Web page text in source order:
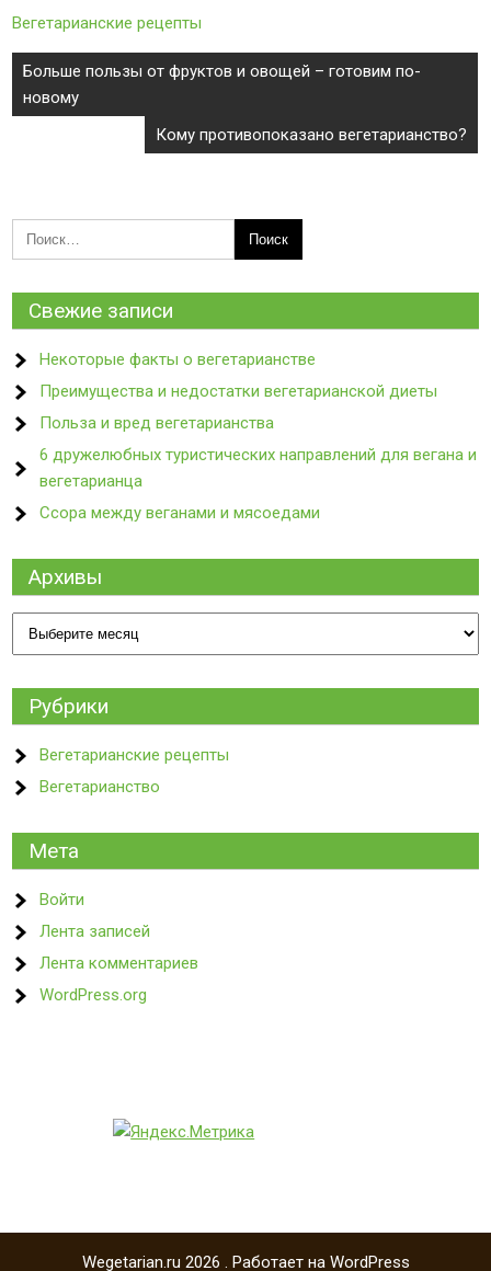
Вегетарианские рецепты
Навигация
по
Больше пользы от фруктов и овощей – готовим по-
новому
Кому противопоказано вегетарианство?
Свежие записи
Некоторые факты о вегетарианстве
Преимущества и недостатки вегетарианской диеты
Польза и вред вегетарианства
6 дружелюбных туристических направлений для вегана и
вегетарианца
Ссора между веганами и мясоедами
Архивы
Архивы
Рубрики
Вегетарианские рецепты
Вегетарианство
Мета
Войти
Лента записей
Лента комментариев
WordPress.org
Wegetarian.ru 2026 . Работает на WordPress